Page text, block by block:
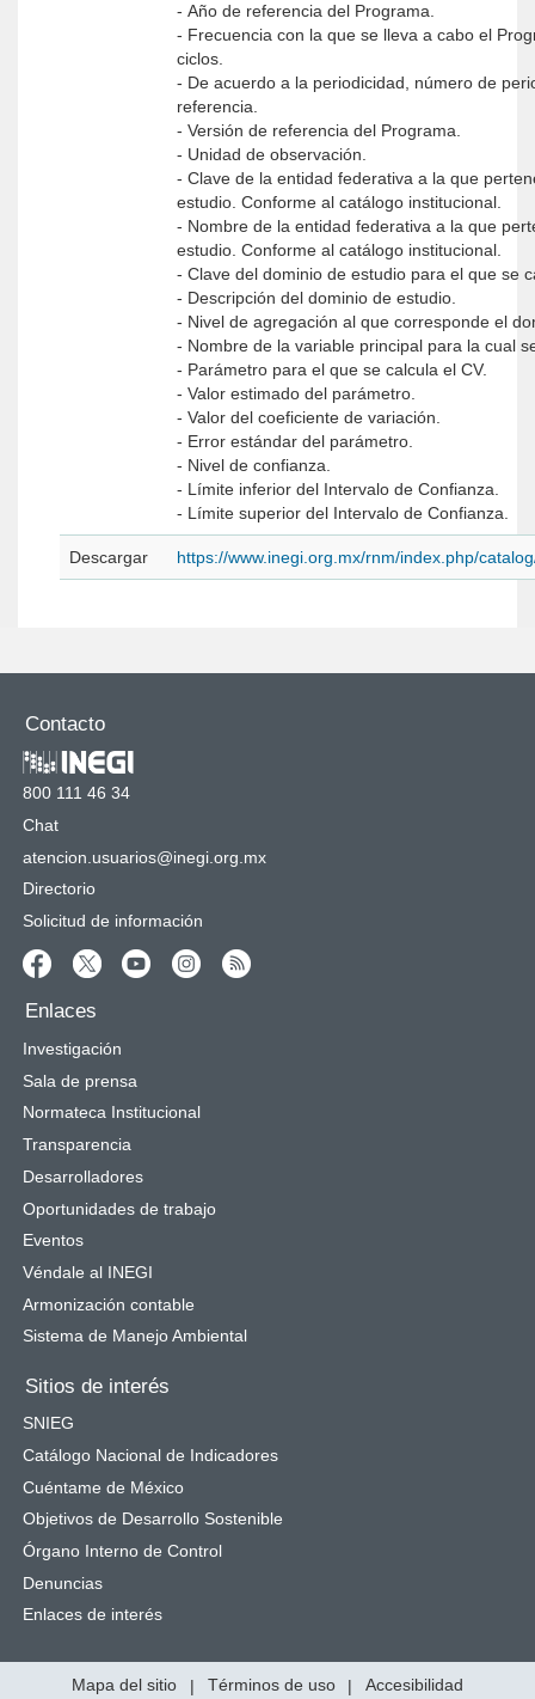
- Año de referencia del Programa.
- Frecuencia con la que se lleva a cabo el
ciclos.
- De acuerdo a la periodicidad, número de
referencia.
- Versión de referencia del Programa.
- Unidad de observación.
- Clave de la entidad federativa a la que
estudio. Conforme al catálogo institucional.
- Nombre de la entidad federativa a la que
estudio. Conforme al catálogo institucional.
- Clave del dominio de estudio para el que se
- Descripción del dominio de estudio.
- Nivel de agregación al que corresponde el
- Nombre de la variable principal para la cual
- Parámetro para el que se calcula el CV.
- Valor estimado del parámetro.
- Valor del coeficiente de variación.
- Error estándar del parámetro.
- Nivel de confianza.
- Límite inferior del Intervalo de Confianza.
- Límite superior del Intervalo de Confianza.
Descargar https://www.inegi.org.mx/rnm/index.php/
Contacto
800 111 46 34
Chat
atencion.usuarios@inegi.org.mx
Directorio
Solicitud de información
Enlaces
Investigación
Sala de prensa
Normateca Institucional
Transparencia
Desarrolladores
Oportunidades de trabajo
Eventos
Véndale al INEGI
Armonización contable
Sistema de Manejo Ambiental
Sitios de interés
SNIEG
Catálogo Nacional de Indicadores
Cuéntame de México
Objetivos de Desarrollo Sostenible
Órgano Interno de Control
Denuncias
Enlaces de interés
Mapa del sitio | Términos de uso | Accesibilidad